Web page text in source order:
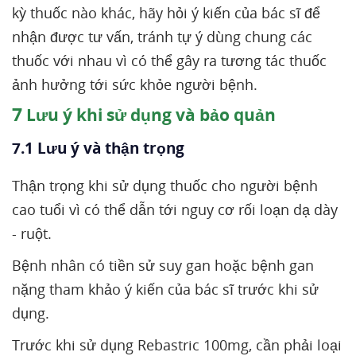
kỳ thuốc nào khác, hãy hỏi ý kiến của bác sĩ để
nhận được tư vấn, tránh tự ý dùng chung các
thuốc với nhau vì có thể gây ra tương tác thuốc
ảnh hưởng tới sức khỏe người bệnh.
7 Lưu ý khi sử dụng và bảo quản
7.1 Lưu ý và thận trọng
Thận trọng khi sử dụng thuốc cho người bệnh
cao tuổi vì có thể dẫn tới nguy cơ rối loạn dạ dày
- ruột.
Bệnh nhân có tiền sử suy gan hoặc bệnh gan
nặng tham khảo ý kiến của bác sĩ trước khi sử
dụng.
Trước khi sử dụng Rebastric 100mg, cần phải loại